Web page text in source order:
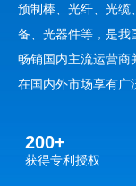
预制棒、光纤、光缆
备、光器件等，是我
畅销国内主流运营商
在国内外市场享有广
集团公司业务布局
光纤科技、长和光
200+
获得专利授权